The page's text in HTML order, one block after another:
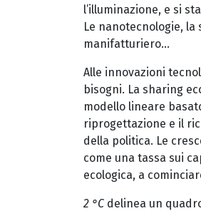
l’illuminazione, e si
Le nanotecnologie,
manifatturiero...
Alle innovazioni
bisogni. La sharing
modello lineare
riprogettazione e il
della politica. Le
come una tassa sui
ecologica, a
2 °C delinea un